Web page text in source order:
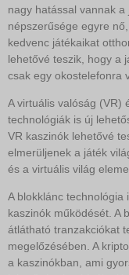
nagy hatással vannak
népszerűsége egyre
kedvenc játékaikat
lehetővé teszik, hogy a
csak egy okostelefonra
A virtuális valóság (VR)
technológiák is új
VR kaszinók lehetővé
elmerüljenek a játék
és a virtuális világ
A blokklánc
kaszinók működését. A
átlátható tranzakciókat
megelőzésében. A
a kaszinókban, ami